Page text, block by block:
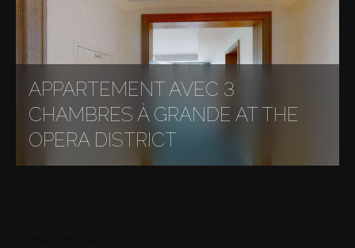
APPARTEMENT AVEC 3
CHAMBRES À GRANDE AT THE
OPERA DISTRICT